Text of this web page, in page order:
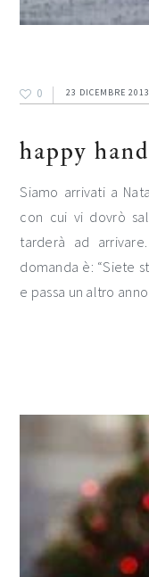
0 23 DICEMBRE 2013
happy
Siamo arrivati a
con cui vi dovrò
tarderà ad
domanda è: “Siete
e passa un altro